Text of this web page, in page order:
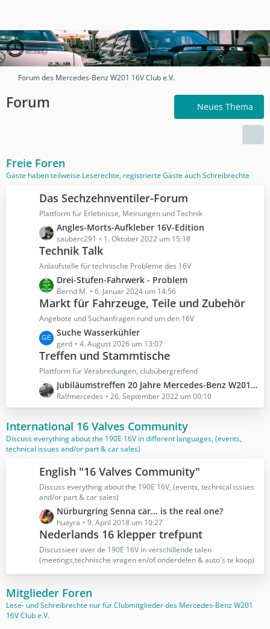
Forum des Mercedes-Benz W201 16V Club e.V.
Forum Neues Thema
Freie Foren
Gäste haben teilweise Leserechte, registrierte Gäste auch Schreibrechte
Das Sechzehnventiler-Forum
Plattform für Erlebnisse, Meinungen und Technik
L
e
t
z
e
B
i
t
r
ä
g
e
Angles-Morts-Aufkleber 16V-Edition
sauberc291 1. Oktober 2022 um 15:18
Technik Talk
Anlaufstelle für technische Probleme des 16V
L
e
t
z
e
B
i
t
r
g
e
Drei-Stufen-Fahrwerk - Problem
Bernd M. 6. Januar 2024 um 14:56
Markt für Fahrzeuge, Teile und Zubehör
Angebote und Suchanfragen rund um den 16V
L
e
t
z
e
B
i
t
r
ä
g
e
Suche Wasserkühler
gerd 4. August 2026 um 13:07
Treffen und Stammtische
Plattform für Verabredungen, clubübergreifend
L
e
t
t
e
e
i
t
ä
g
e
Jubiläumstreffen 20 Jahre Mercedes-Benz W201 16V Club e.V.
Ralfmercedes 26. September 2022 um 00:10
International 16 Valves Community
Discuss everything about the 190E 16V in different languages, (events,
technical issues and/or part & car sales)
English "16 Valves Community"
Discuss everything about the 190E 16V, (events, technical issues
and/or part & car sales)
L
e
t
z
t
e
e
i
t
Nürburgring Senna car... is the real one?
huayra 9. April 2018 um 10:27
Nederlands 16 klepper trefpunt
Discussieer over de 190E 16V in verschillende talen
(meetings,technische vragen en/of onderdelen & auto's te koop)
Mitglieder Foren
Lese- und Schreibrechte nur für Clubmitglieder des Mercedes-Benz W201
16V Club e.V.